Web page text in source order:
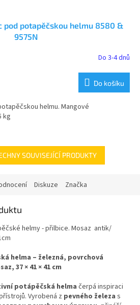
pod potapěčskou helmu 8580 &
9575N
Do 3-4 dnů
Do košíku
helmu. Mangové
kg
SOUVISEJÍCÍ PRODUKTY
Diskuze Značka
helmy - přilbice. Mosaz antik/
helma – železná, povrchová
37 × 41 × 41 cm
potápěčská helma čerpá inspiraci
Vyrobená z pevného železa s